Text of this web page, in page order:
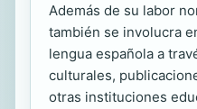
Además de su labor
también se involucra
lengua española a
culturales,
otras instituciones